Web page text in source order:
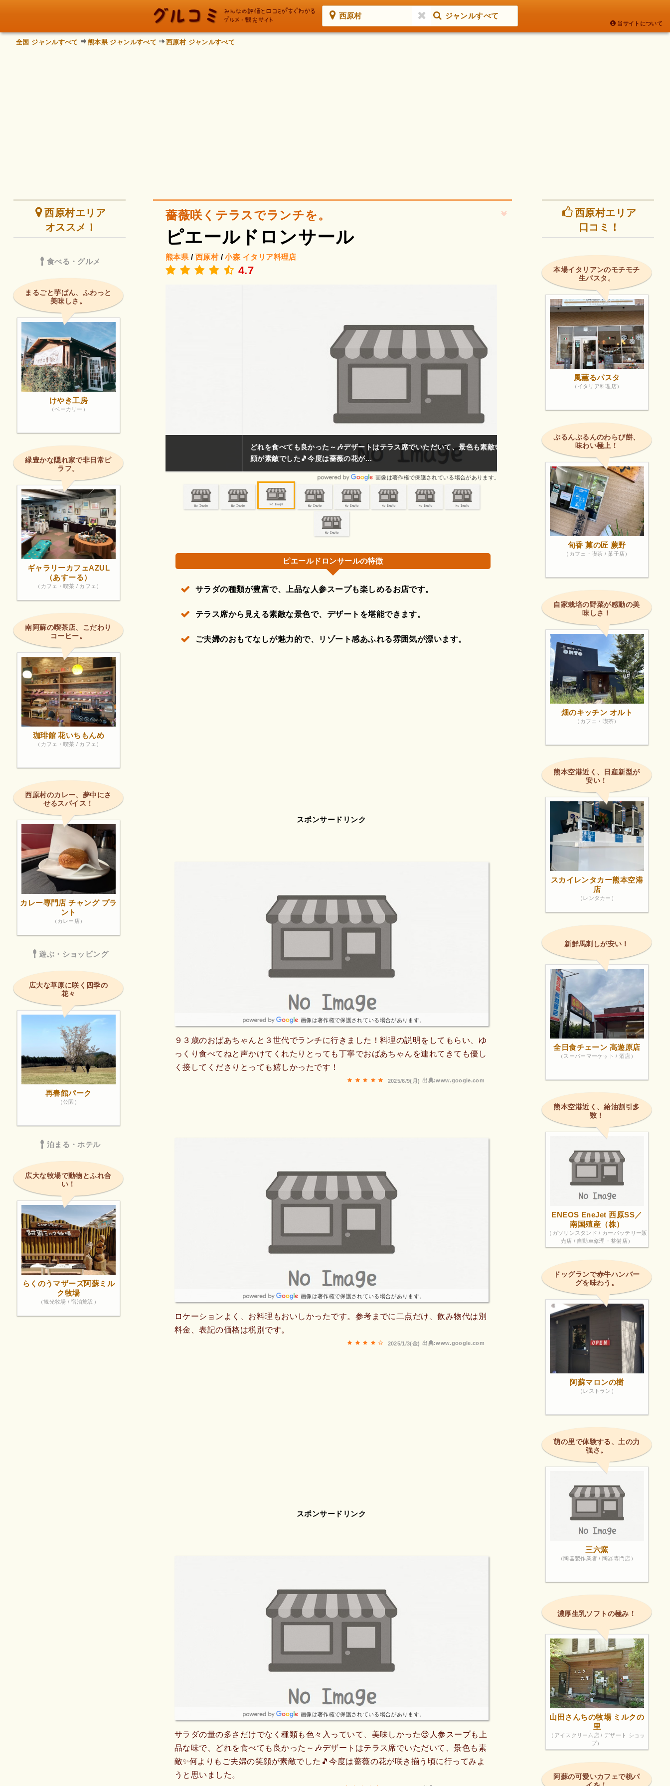
西原村 ジャンルすべて
当サイトについて
全国 ジャンルすべて 熊本県 ジャンルすべて 西原村 ジャンルすべて
薔薇咲くテラスでランチを。
ピエールドロンサール
熊本県 / 西原村/小森 イタリア料理店
4.7
保護されている場合があります。
どれを食べても良かった～🎶デザートはテラス席でいただいて、景色も素敵✨何よりもご夫婦の笑
顔が素敵でした🎵今度は薔薇の花が...
画像は著作権で保護されている場合があります。
ランチで利用しました。
画像は著作権
ピエールドロンサールの特徴
サラダの種類が豊富で、上品な人参スープも楽しめるお店です。
テラス席から見える素敵な景色で、デザートを堪能できます。
ご夫婦のおもてなしが魅力的で、リゾート感あふれる雰囲気が漂います。
スポンサードリンク
画像は著作権で保護されている場合があります。
９３歳のおばあちゃんと３世代でランチに行きました！料理の説明をしてもらい、ゆ
っくり食べてねと声かけてくれたりとっても丁寧でおばあちゃんを連れてきても優し
く接してくださりとっても嬉しかったです！
出典:www.google.com
2025/6/9(月)
画像は著作権で保護されている場合があります。
ロケーションよく、お料理もおいしかったです。参考までに二点だけ、飲み物代は別
料金、表記の価格は税別です。
出典:www.google.com
2025/1/3(金)
スポンサードリンク
画像は著作権で保護されている場合があります。
サラダの量の多さだけでなく種類も色々入っていて、美味しかった😌人参スープも上
品な味で、どれを食べても良かった～🎶デザートはテラス席でいただいて、景色も素
敵✨何よりもご夫婦の笑顔が素敵でした🎵今度は薔薇の花が咲き揃う頃に行ってみよ
うと思いました。
西原村エリア
オススメ！
食べる・グルメ
まるごと芋ぱん、ふわっと
美味しさ。
けやき工房
（ベーカリー）
緑豊かな隠れ家で非日常ピ
ラフ。
ギャラリーカフェAZUL
（あすーる）
（カフェ・喫茶 / カフェ）
南阿蘇の喫茶店、こだわり
コーヒー。
珈琲館 花いちもんめ
（カフェ・喫茶 / カフェ）
西原村のカレー、夢中にさ
せるスパイス！
カレー専門店 チャング プラ
ント
（カレー店）
遊ぶ・ショッピング
広大な草原に咲く四季の
花々
再春館パーク
（公園）
泊まる・ホテル
広大な牧場で動物とふれ合
い！
らくのうマザーズ阿蘇ミル
ク牧場
（観光牧場 / 宿泊施設）
西原村エリア
口コミ！
本場イタリアンのモチモチ
生パスタ。
風薫るパスタ
（イタリア料理店）
ぷるんぷるんのわらび餅、
味わい極上！
旬香 菓の匠 蕨野
（カフェ・喫茶 / 菓子店）
自家栽培の野菜が感動の美
味しさ！
畑のキッチン オルト
（カフェ・喫茶）
熊本空港近く、日産新型が
安い！
スカイレンタカー熊本空港
店
（レンタカー）
新鮮馬刺しが安い！
全日食チェーン 高遊原店
（スーパーマーケット / 酒店）
熊本空港近く、給油割引多
数！
ENEOS EneJet 西原SS／
南国殖産（株）
（ガソリンスタンド / カーバッテリー販
売店 / 自動車修理・整備店）
ドッグランで赤牛ハンバー
グを味わう。
阿蘇マロンの樹
（レストラン）
萌の里で体験する、土の力
強さ。
三六窯
（陶器製作業者 / 陶器専門店）
濃厚生乳ソフトの極み！
山田さんちの牧場 ミルクの
里
（アイスクリーム店 / デザート ショッ
プ）
阿蘇の可愛いカフェで桃パ